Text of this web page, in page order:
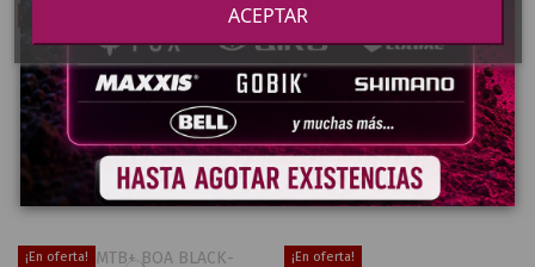
ZAPATILLAS
CARRETERA
ZAPATILLAS
BONT RIOT+
BOA
118,30 €
169,00 €
Añadir al carrito
-47,69 €
ZAPATILLAS
CARRETERA
ZAPATILLAS
BONT RIOT
TR+
Añadir al carrito
¡En oferta!
¡En oferta!
ACEPTAR